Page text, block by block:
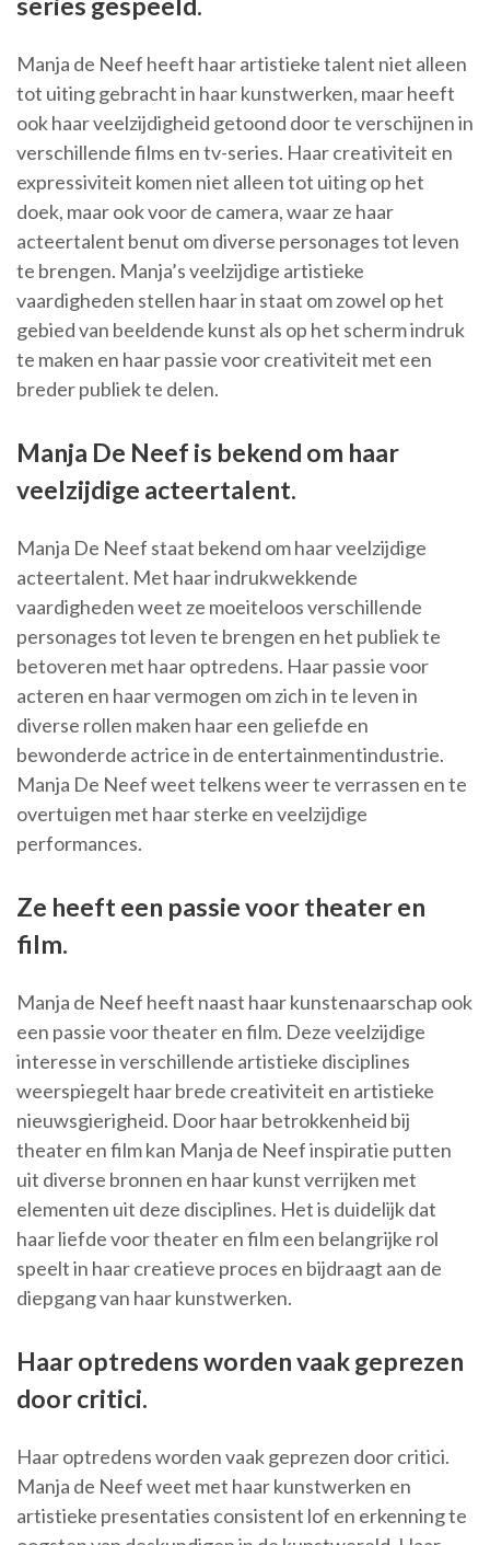
Manja de Neef heeft haar artistieke talent niet alleen
tot uiting gebracht in haar kunstwerken, maar heeft
ook haar veelzijdigheid getoond door te verschijnen in
verschillende films en tv-series. Haar creativiteit en
expressiviteit komen niet alleen tot uiting op het
doek, maar ook voor de camera, waar ze haar
acteertalent benut om diverse personages tot leven
te brengen. Manja’s veelzijdige artistieke
vaardigheden stellen haar in staat om zowel op het
gebied van beeldende kunst als op het scherm indruk
te maken en haar passie voor creativiteit met een
breder publiek te delen.
Manja De Neef is bekend om haar
veelzijdige acteertalent.
Manja De Neef staat bekend om haar veelzijdige
acteertalent. Met haar indrukwekkende
vaardigheden weet ze moeiteloos verschillende
personages tot leven te brengen en het publiek te
betoveren met haar optredens. Haar passie voor
acteren en haar vermogen om zich in te leven in
diverse rollen maken haar een geliefde en
bewonderde actrice in de entertainmentindustrie.
Manja De Neef weet telkens weer te verrassen en te
overtuigen met haar sterke en veelzijdige
performances.
Ze heeft een passie voor theater en
film.
Manja de Neef heeft naast haar kunstenaarschap ook
een passie voor theater en film. Deze veelzijdige
interesse in verschillende artistieke disciplines
weerspiegelt haar brede creativiteit en artistieke
nieuwsgierigheid. Door haar betrokkenheid bij
theater en film kan Manja de Neef inspiratie putten
uit diverse bronnen en haar kunst verrijken met
elementen uit deze disciplines. Het is duidelijk dat
haar liefde voor theater en film een belangrijke rol
speelt in haar creatieve proces en bijdraagt aan de
diepgang van haar kunstwerken.
Haar optredens worden vaak geprezen
door critici.
Haar optredens worden vaak geprezen door critici.
Manja de Neef weet met haar kunstwerken en
artistieke presentaties consistent lof en erkenning te